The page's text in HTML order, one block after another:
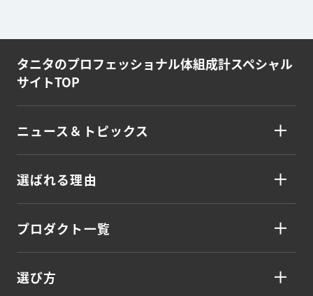
タニタのプロフェッショナル体組成計スペシャル
サイトTOP
ニュース＆トピックス
選ばれる理由
プロダクト一覧
選び方